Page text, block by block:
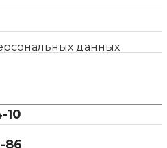
данных
10
86